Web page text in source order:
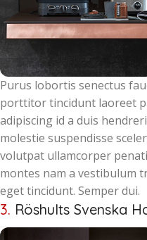
Purus lobortis senectus
porttitor tincidunt laoreet
adipiscing id a duis
molestie suspendisse
volutpat ullamcorper
montes nam a
eget tincidunt. Semper dui.
3. Röshults Svenska